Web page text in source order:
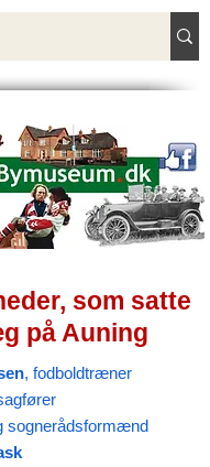
som satte
på Auning
, fodboldtræner
sognerådsformænd